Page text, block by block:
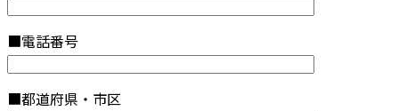
■電話番号
■都道府県・市区